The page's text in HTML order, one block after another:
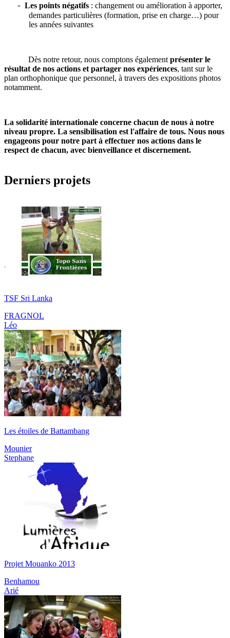
- Les points négatifs : changement ou amélioration à apporter,
demandes particulières (formation, prise en charge…) pour
les années suivantes
Dès notre retour, nous comptons égalementprésenter le
résultat de nos actions et partager nos expériences, tant sur le
plan orthophonique que personnel, à travers des expositions photos
notamment.
La solidarité internationale concerne chacun de nous à notre
niveau propre. La sensibilisation est l'affaire de tous. Nous nous
engageons pour notre part à effectuer nos actions dans le
respect de chacun, avec bienveillance et discernement.
Derniers projets
TSF Sri Lanka
FRAGNOL
Léo
Les étoiles de Battambang
Mounier
Stephane
Projet Mouanko 2013
Benhamou
Arié